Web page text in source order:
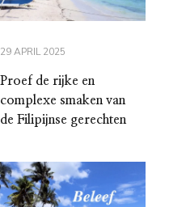
29 APRIL 2025
Proef de rijke en
complexe smaken van
de Filipijnse gerechten